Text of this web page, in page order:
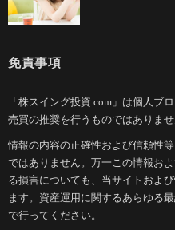
免責事項
「株スイング投資.com」は個人ブ
売買の推奨を行うものではありませ
情報の内容の正確性および信頼性
ではありません。万一この情報お
る損害についても、当サイトおよ
ます。資産運用に関するあらゆる
で行ってください。